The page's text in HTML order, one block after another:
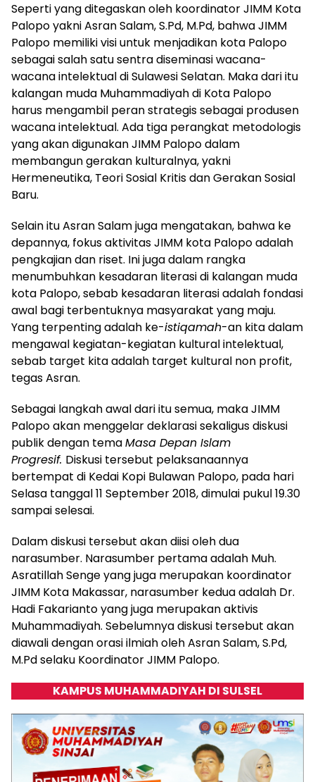
Seperti yang ditegaskan oleh koordinator JIMM Kota
Palopo yakni Asran Salam, S.Pd, M.Pd, bahwa JIMM
Palopo memiliki visi untuk menjadikan kota Palopo
sebagai salah satu sentra diseminasi wacana-
wacana intelektual di Sulawesi Selatan. Maka dari itu
kalangan muda Muhammadiyah di Kota Palopo
harus mengambil peran strategis sebagai produsen
wacana intelektual. Ada tiga perangkat metodologis
yang akan digunakan JIMM Palopo dalam
membangun gerakan kulturalnya, yakni
Hermeneutika, Teori Sosial Kritis dan Gerakan Sosial
Baru.
Selain itu Asran Salam juga mengatakan, bahwa ke
depannya, fokus aktivitas JIMM kota Palopo adalah
pengkajian dan riset. Ini juga dalam rangka
menumbuhkan kesadaran literasi di kalangan muda
kota Palopo, sebab kesadaran literasi adalah fondasi
awal bagi terbentuknya masyarakat yang maju.
Yang terpenting adalah ke-istiqamah-an kita dalam
mengawal kegiatan-kegiatan kultural intelektual,
sebab target kita adalah target kultural non profit,
tegas Asran.
Sebagai langkah awal dari itu semua, maka JIMM
Palopo akan menggelar deklarasi sekaligus diskusi
publik dengan temaMasa Depan Islam
Progresif. Diskusi tersebut pelaksanaannya
bertempat di Kedai Kopi Bulawan Palopo, pada hari
Selasa tanggal 11 September 2018, dimulai pukul 19.30
sampai selesai.
Dalam diskusi tersebut akan diisi oleh dua
narasumber. Narasumber pertama adalah Muh.
Asratillah Senge yang juga merupakan koordinator
JIMM Kota Makassar, narasumber kedua adalah Dr.
Hadi Fakarianto yang juga merupakan aktivis
Muhammadiyah. Sebelumnya diskusi tersebut akan
diawali dengan orasi ilmiah oleh Asran Salam, S.Pd,
M.Pd selaku Koordinator JIMM Palopo.
KAMPUS MUHAMMADIYAH DI SULSEL